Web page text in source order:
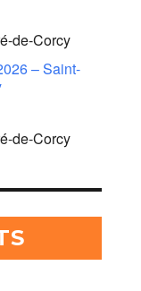
de-Corcy
– Saint-
de-Corcy